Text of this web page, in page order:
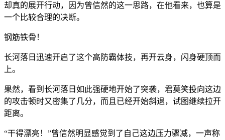
却真的展开行动，因为曾信然的这一思路，在他看来，也算是
一个比较合理的决断。
钢筋铁骨！
长河落日迅速开启了这个高防霸体技，再开云身，闪身硬顶而
上。
果然，看到长河落日如此强硬地开始了突袭，君莫笑投向这边
的攻击顿时又密集了几分，而且已经开始斜退，试图继续拉开
距离。
“干得漂亮！”曾信然明显感觉到了自己这边压力骤减，一声称